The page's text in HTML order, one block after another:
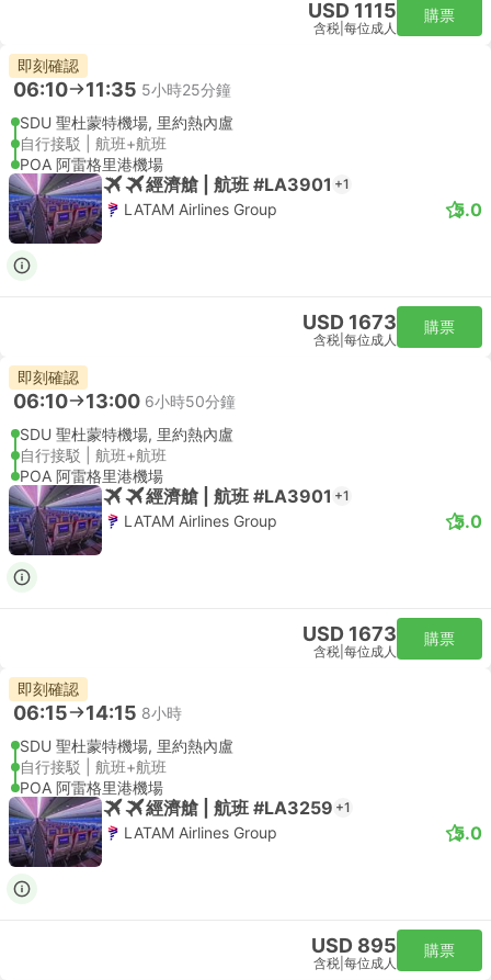
USD 1115
含税 每位成人
購票
即刻確認
06:10 11:35 5小時25分鐘
SDU 聖杜蒙特機場, 里約熱內盧
自行接駁 | 航班+航班
POA 阿雷格里港機場
經濟艙 | 航班 #LA3901 +1
LATAM Airlines Group 5.0
USD 1673
含税 每位成人
購票
即刻確認
06:10 13:00 6小時50分鐘
SDU 聖杜蒙特機場, 里約熱內盧
自行接駁 | 航班+航班
POA 阿雷格里港機場
經濟艙 | 航班 #LA3901 +1
LATAM Airlines Group 5.0
USD 1673
含税 每位成人
購票
即刻確認
06:15 14:15 8小時
SDU 聖杜蒙特機場, 里約熱內盧
自行接駁 | 航班+航班
POA 阿雷格里港機場
經濟艙 | 航班 #LA3259 +1
LATAM Airlines Group 5.0
USD 895
含税 每位成人
購票